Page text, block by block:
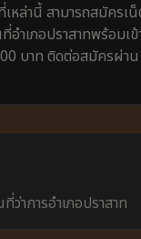
ล่านี้ สามารถสมัครเ
อำเภอปราสาทพร้อมเข้
บาท ติดต่อสมัครผ่าน
ที่ว่าการอำเภอปราสาท